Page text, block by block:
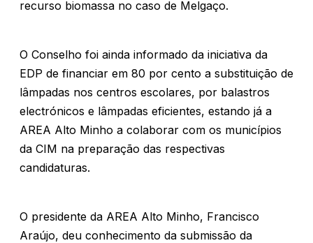
recurso biomassa no caso de Melgaço.
O Conselho foi ainda informado da iniciativa da
EDP de financiar em 80 por cento a substituição de
lâmpadas nos centros escolares, por balastros
electrónicos e lâmpadas eficientes, estando já a
AREA Alto Minho a colaborar com os municípios
da CIM na preparação das respectivas
candidaturas.
O presidente da AREA Alto Minho, Francisco
Araújo, deu conhecimento da submissão da